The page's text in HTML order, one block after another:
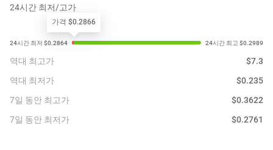
24시간 최저/고가
가격 $0.2866
역대 최고가 $7.3
역대 최저가
$0.235
7일 동안 최고가
$0.3622
7일 동안 최저가
$0.2761